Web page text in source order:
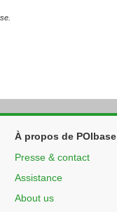
À propos de POIbase
Presse & contact
Assistance
About us